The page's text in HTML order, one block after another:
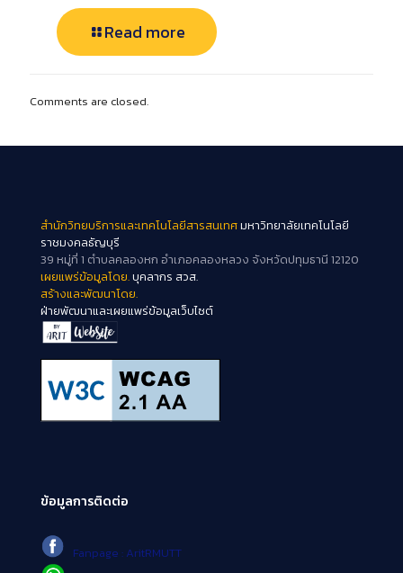
Read more
Comments are closed.
สำนักวิทยบริการและเทคโนโลยีสารสนเทศมหาวิทยาลัยเทคโนโลยี
ราชมงคลธัญบุรี
39 หมู่ที่ 1 ตำบลคลองหก อำเภอคลองหลวง จังหวัดปทุมธานี 12120
เผยแพร่ข้อมูลโดย.บุคลากร สวส.
สร้างและพัฒนาโดย.
ฝ่ายพัฒนาและเผยแพร่ข้อมูลเว็บไซต์
ข้อมูลการติดต่อ
Fanpage : AritRMUTT